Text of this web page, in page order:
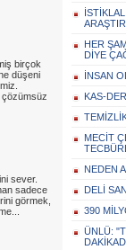
birçok
düşeni
çözümsüz
sever.
sadece
görmek,
HER
DİYE
İNSAN
KAS-
MECİT
NEDEN
DELİ
390
ÜNLÜ: